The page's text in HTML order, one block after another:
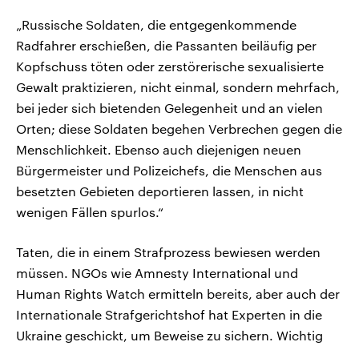
„Russische Soldaten, die entgegenkommende
Radfahrer erschießen, die Passanten beiläufig per
Kopfschuss töten oder zerstörerische sexualisierte
Gewalt praktizieren, nicht einmal, sondern mehrfach,
bei jeder sich bietenden Gelegenheit und an vielen
Orten; diese Soldaten begehen Verbrechen gegen die
Menschlichkeit. Ebenso auch diejenigen neuen
Bürgermeister und Polizeichefs, die Menschen aus
besetzten Gebieten deportieren lassen, in nicht
wenigen Fällen spurlos.“
Taten, die in einem Strafprozess bewiesen werden
müssen. NGOs wie Amnesty International und
Human Rights Watch ermitteln bereits, aber auch der
Internationale Strafgerichtshof hat Experten in die
Ukraine geschickt, um Beweise zu sichern. Wichtig